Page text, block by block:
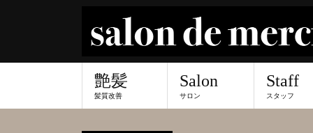
艶髪
髪質改善
Salon
サロン
Staff
スタッフ